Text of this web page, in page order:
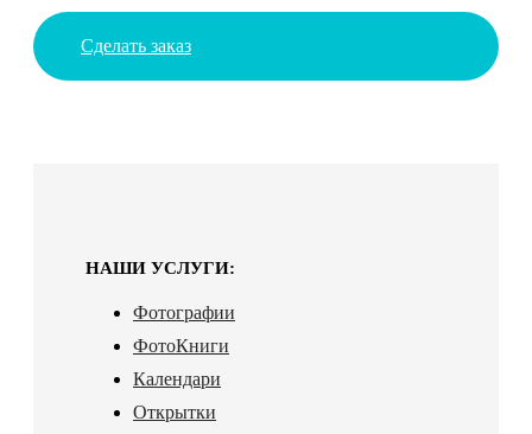
Сделать заказ
НАШИ УСЛУГИ:
Фотографии
ФотоКниги
Календари
Открытки